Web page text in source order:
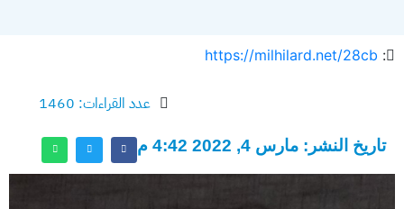
:
https://milhilard.net/28cb
عدد القراءات: 1460
تاريخ النشر: مارس 4, 2022 4:42 م